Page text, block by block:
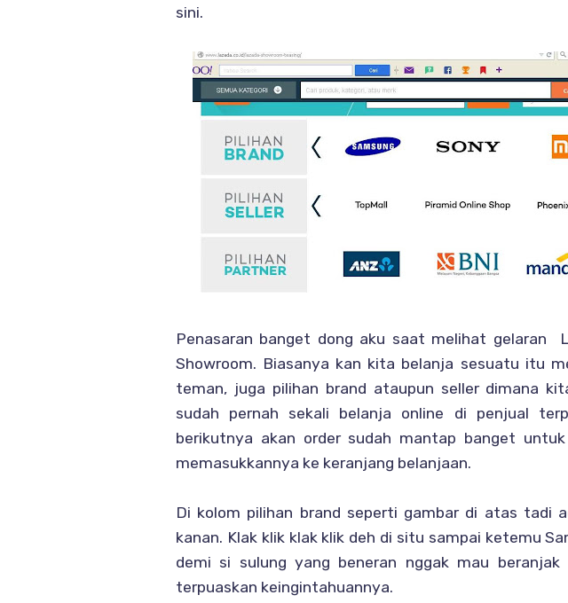
sini.
Penasaran banget dong aku saat melihat gelaran
Showroom. Biasanya kan kita belanja sesuatu itu
teman, juga pilihan brand ataupun seller dimana
sudah pernah sekali belanja online di penjual
berikutnya akan order sudah mantap banget
memasukkannya ke keranjang belanjaan.
Di kolom pilihan brand seperti gambar di atas tadi
kanan. Klak klik klak klik deh di situ sampai ketemu
demi si sulung yang beneran nggak mau beranjak
terpuaskan keingintahuannya.